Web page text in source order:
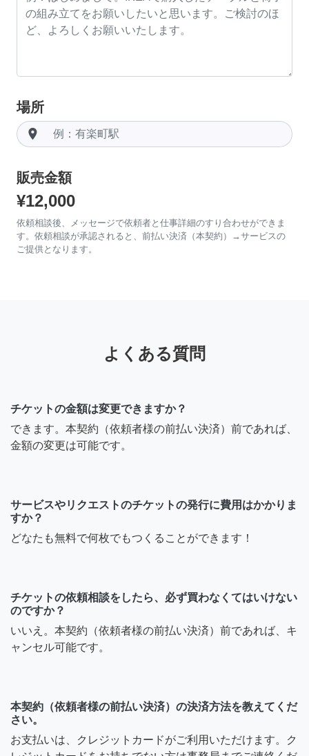
場所
room
販売金額
¥12,000
依頼相談後、メッセージで依頼者と仕事詳細のすり合わせができま
す。依頼相談が承認されると、前払い決済（本契約）→サービスの
ご提供となります。
よくある質問
チケットの金額は変更できますか？
できます。本契約（依頼者様の前払い決済）前であれば、
金額の変更は可能です。
サービスやリクエストのチケットの発行に費用はかかりま
すか？
どなたも無料で何枚でもつくることができます！
チケットの依頼相談をしたら、必ず買わなくてはいけない
のですか？
いいえ。本契約（依頼者様の前払い決済）前であれば、キ
ャンセル可能です。
本契約（依頼者様の前払い決済）の決済方法を教えてくだ
さい。
お支払いは、クレジットカードがご利用いただけます。ク